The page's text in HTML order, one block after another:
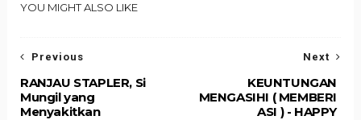
YOU MIGHT ALSO LIKE
Next
KEUNTUNGAN
MENGASIHI ( MEMBERI
ASI ) - HAPPY
Previous
RANJAU STAPLER, Si
Mungil yang
Menyakitkan